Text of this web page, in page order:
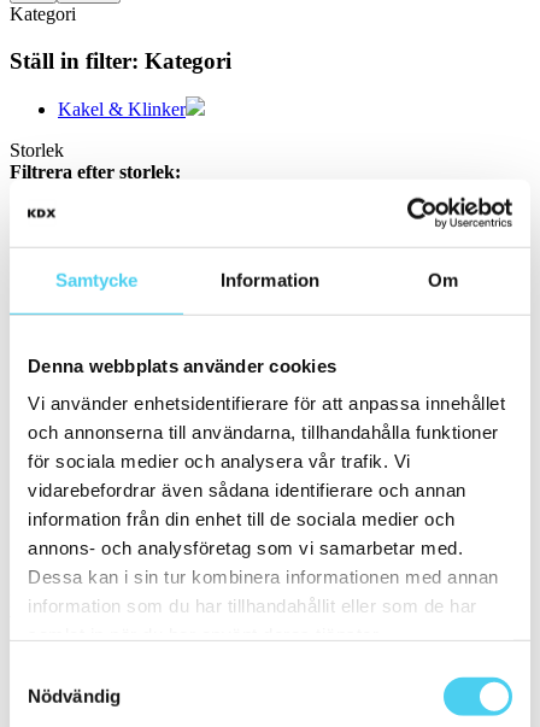
Samtycke Information Om
Denna webbplats använder cookies
Vi använder enhetsidentifierare för att anpassa innehållet
och annonserna till användarna, tillhandahålla funktioner
för sociala medier och analysera vår trafik. Vi
vidarebefordrar även sådana identifierare och annan
information från din enhet till de sociala medier och
annons- och analysföretag som vi samarbetar med.
Dessa kan i sin tur kombinera informationen med annan
information som du har tillhandahållit eller som de har
Nödvändig
Kategori
Ställ in filter: Kategori
Kakel & Klinker
Storlek
Filtrera efter storlek:
Små (5 - 20 cm)
ca 10x10 cm(4)
ca 15x(10)
15x15 cm(10)
ca 20x(1)
ca 20x20 cm (1)
20x20 cm(1)
Mellan (25 - 50 cm)(1)
ca 30x(1)
ca 30x30 cm
30x30 cm(1)
Kant
Standard
Rakskuren